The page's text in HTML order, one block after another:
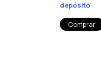
depósito